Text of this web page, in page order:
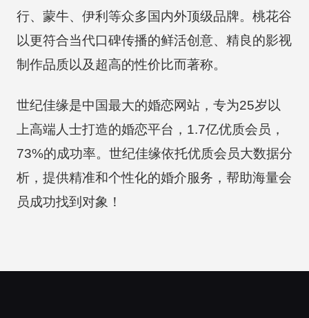
行、蒙牛、伊利等众多国内外顶级品牌。桃花谷
以更符合当代口碑传播的鲜活创意、精良的影视
制作品质以及超高的性价比而著称。
世纪佳缘是中国最大的婚恋网站，专为25岁以
上高端人士打造的婚恋平台，1.7亿优质会员，
73%的成功率。世纪佳缘依托优质会员大数据分
析，提供精准和个性化的婚介服务，帮助海量会
员成功找到对象！